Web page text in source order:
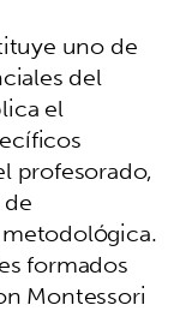
uno de
del
el
profesorado,
formados
Montessori